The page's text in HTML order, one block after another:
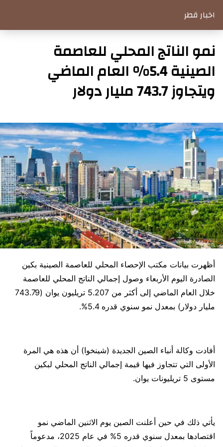
اخبار قطر
نمو الناتج المحلي للعاصمة
الصينية 5.4% العام الماضي
ويتجاوز 743.7 مليار دولار
أظهرت بيانات مكتب الإحصاء المحلي للعاصمة الصينية بكين
الصادرة اليوم الأربعاء وصول إجمالي الناتج المحلي للعاصمة
خلال العام الماضي إلى أكثر من 5.207 تريليون يوان (743.79
مليار دولار) بمعدل نمو سنوي قدره 5.4%.
أفادت وكالة أنباء الصين الجديدة (شينخوا) أن هذه هي المرة
الأولى التي تتجاوز فيها قيمة إجمالي الناتج المحلي لبكين
مستوى 5 تريليونات يوان.
يأتي ذلك في حين أعلنت الصين يوم الاثنين الماضي نمو
اقتصادها بمعدل سنوي قدره 5% في عام 2025، مدعوماً